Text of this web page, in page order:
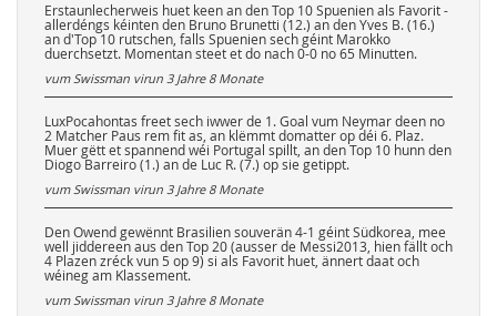
Erstaunlecherweis huet keen an den Top 10 Spuenien als Favorit -
allerdéngs kéinten den Bruno Brunetti (12.) an den Yves B. (16.)
an d'Top 10 rutschen, falls Spuenien sech géint Marokko
duerchsetzt. Momentan steet et do nach 0-0 no 65 Minutten.
vum Swissman virun 3 Jahre 8 Monate
LuxPocahontas freet sech iwwer de 1. Goal vum Neymar deen no
2 Matcher Paus rem fit as, an klëmmt domatter op déi 6. Plaz.
Muer gëtt et spannend wéi Portugal spillt, an den Top 10 hunn den
Diogo Barreiro (1.) an de Luc R. (7.) op sie getippt.
vum Swissman virun 3 Jahre 8 Monate
Den Owend gewënnt Brasilien souverän 4-1 géint Südkorea, mee
well jiddereen aus den Top 20 (ausser de Messi2013, hien fällt och
4 Plazen zréck vun 5 op 9) si als Favorit huet, ännert daat och
wéineg am Klassement.
vum Swissman virun 3 Jahre 8 Monate